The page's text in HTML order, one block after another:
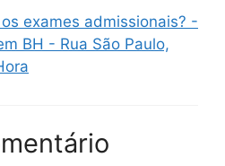
exames admissionais? -
BH - Rua São Paulo,